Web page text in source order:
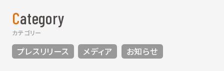
Category
カテゴリー
プレスリリース メディア お知らせ